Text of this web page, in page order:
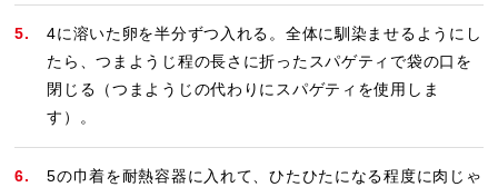
4に溶いた卵を半分ずつ入れる。全体に馴染ませるようにし
たら、つまようじ程の長さに折ったスパゲティで袋の口を
閉じる（つまようじの代わりにスパゲティを使用しま
す）。
5の巾着を耐熱容器に入れて、ひたひたになる程度に肉じゃ